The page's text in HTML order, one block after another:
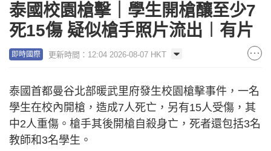
泰國校園槍擊｜學生開槍釀至少7
死15傷 疑似槍手照片流出︱有片
即時國際 更新時間：12:04 2026-08-07 HKT
泰國首都曼谷北部暖武里府發生校園槍擊事件，一名
學生在校內開槍，造成7人死亡，另有15人受傷，其
中2人重傷。槍手其後開槍自殺身亡，死者還包括3名
教師和3名學生。